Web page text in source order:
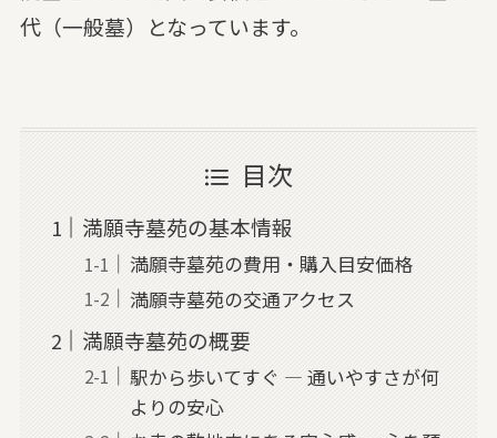
代（一般墓）となっています。
目次
満願寺墓苑の基本情報
満願寺墓苑の費用・購入目安価格
満願寺墓苑の交通アクセス
満願寺墓苑の概要
駅から歩いてすぐ — 通いやすさが何
よりの安心